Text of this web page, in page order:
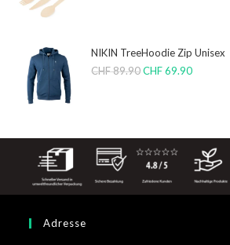
NIKIN TreeHoodie Zip Unisex
CHF89.90 CHF69.90
Adresse